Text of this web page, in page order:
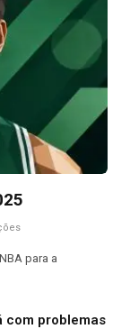
para a
com problemas